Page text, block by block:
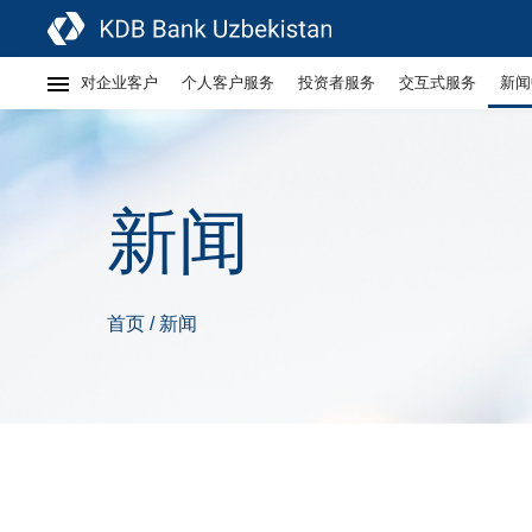
对企业客户 个人客户服务 投资者服务 交互式服务 新
新闻
首页 / 新闻